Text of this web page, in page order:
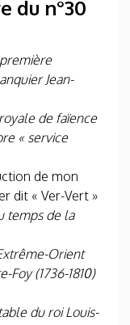
du n°30
Jean-
de faïence
« service
de mon
dit « Ver-Vert »
temps de la
Orient
Foy (1736-1810)
du roi Louis-